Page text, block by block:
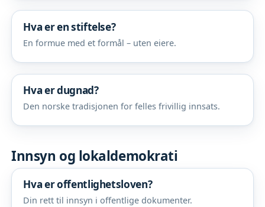
Hva er en stiftelse?
En formue med et formål – uten eiere.
Hva er dugnad?
Den norske tradisjonen for felles frivillig innsats.
Innsyn og lokaldemokrati
Hva er offentlighetsloven?
Din rett til innsyn i offentlige dokumenter.